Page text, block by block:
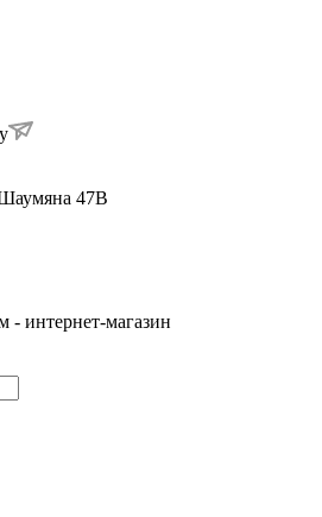
47В
интернет-магазин